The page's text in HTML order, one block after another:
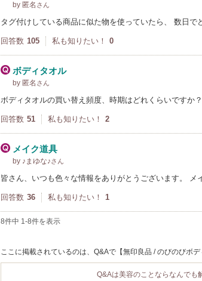
by 匿名 さん
タグ付けしている商品に似た物を使っていたら、 数日
回答数 105 私も知りたい！ 0
ボディタオル
by 匿名 さん
ボディタオルの買い替え頻度、時期はどれくらいですか
回答数 51 私も知りたい！ 2
メイク道具
by ♪まゆな♪さん
皆さん、いつも色々な情報をありがとうございます。
回答数 36 私も知りたい！ 1
8件中 1-8件を表示
ここに掲載されているのは、Q&Aで【無印良品 / のびのびボ
Q&Aは美容のことならなんでも